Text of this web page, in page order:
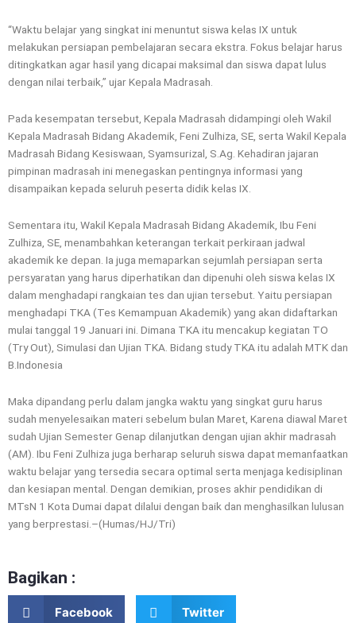
“Waktu belajar yang singkat ini menuntut siswa kelas IX untuk
melakukan persiapan pembelajaran secara ekstra. Fokus belajar harus
ditingkatkan agar hasil yang dicapai maksimal dan siswa dapat lulus
dengan nilai terbaik,” ujar Kepala Madrasah.
Pada kesempatan tersebut, Kepala Madrasah didampingi oleh Wakil
Kepala Madrasah Bidang Akademik, Feni Zulhiza, SE, serta Wakil Kepala
Madrasah Bidang Kesiswaan, Syamsurizal, S.Ag. Kehadiran jajaran
pimpinan madrasah ini menegaskan pentingnya informasi yang
disampaikan kepada seluruh peserta didik kelas IX.
Sementara itu, Wakil Kepala Madrasah Bidang Akademik, Ibu Feni
Zulhiza, SE, menambahkan keterangan terkait perkiraan jadwal
akademik ke depan. Ia juga memaparkan sejumlah persiapan serta
persyaratan yang harus diperhatikan dan dipenuhi oleh siswa kelas IX
dalam menghadapi rangkaian tes dan ujian tersebut. Yaitu persiapan
menghadapi TKA (Tes Kemampuan Akademik) yang akan didaftarkan
mulai tanggal 19 Januari ini. Dimana TKA itu mencakup kegiatan TO
(Try Out), Simulasi dan Ujian TKA. Bidang study TKA itu adalah MTK dan
B.Indonesia
Maka dipandang perlu dalam jangka waktu yang singkat guru harus
sudah menyelesaikan materi sebelum bulan Maret, Karena diawal Maret
sudah Ujian Semester Genap dilanjutkan dengan ujian akhir madrasah
(AM). Ibu Feni Zulhiza juga berharap seluruh siswa dapat memanfaatkan
waktu belajar yang tersedia secara optimal serta menjaga kedisiplinan
dan kesiapan mental. Dengan demikian, proses akhir pendidikan di
MTsN 1 Kota Dumai dapat dilalui dengan baik dan menghasilkan lulusan
yang berprestasi.–(Humas/HJ/Tri)
Bagikan :
Facebook Twitter